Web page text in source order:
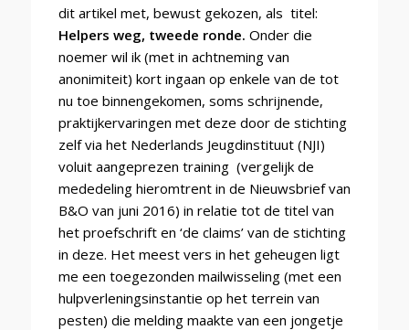
dit artikel met, bewust gekozen, als titel:
Helpers weg, tweede ronde. Onder die
noemer wil ik (met in achtneming van
anonimiteit) kort ingaan op enkele van de tot
nu toe binnengekomen, soms schrijnende,
praktijkervaringen met deze door de stichting
zelf via het Nederlands Jeugdinstituut (NJI)
voluit aangeprezen training (vergelijk de
mededeling hieromtrent in de Nieuwsbrief van
B&O van juni 2016) in relatie tot de titel van
het proefschrift en ‘de claims’ van de stichting
in deze. Het meest vers in het geheugen ligt
me een toegezonden mailwisseling (met een
hulpverleningsinstantie op het terrein van
pesten) die melding maakte van een jongetje